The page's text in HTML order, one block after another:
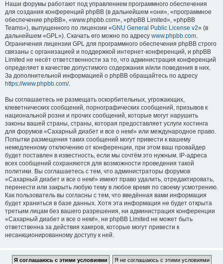
Наши форумы работают под управлением программного обеспечения
для создания конференций phpBB (в дальнейшем «они», «программное
обеспечение phpBB», «www.phpbb.com», «phpBB Limited», «phpBB
Teams»), выпущенного по лицензии «GNU General Public License v2» (в
дальнейшем «GPL»). Скачать его можно по адресу www.phpbb.com.
Ограничения лицензии GPL для программного обеспечения phpBB строго
связаны с организацией и поддержкой интернет-конференций, и phpBB
Limited не несёт ответственности за то, что администрация конференций
определяет в качестве допустимого содержания и/или поведения в них.
За дополнительной информацией о phpBB обращайтесь по адресу
https://www.phpbb.com/.
Вы соглашаетесь не размещать оскорбительных, угрожающих,
клеветнических сообщений, порнографических сообщений, призывов к
национальной розни и прочих сообщений, которые могут нарушить
законы вашей страны, страны, которая предоставляет услуги хостинга
для форумов «Сахарный диабет и все о нем!» или международное право.
Попытки размещения таких сообщений могут привести к вашему
немедленному отключению от конференции, при этом ваш провайдер
будет поставлен в известность, если мы сочтём это нужным. IP-адреса
всех сообщений сохраняются для возможности проведения такой
политики. Вы соглашаетесь с тем, что администраторы форумов
«Сахарный диабет и все о нем!» имеют право удалить, отредактировать,
перенести или закрыть любую тему в любое время по своему усмотрению.
Как пользователь вы согласны с тем, что введённая вами информация
будет храниться в базе данных. Хотя эта информация не будет открыта
третьим лицам без вашего разрешения, ни администрация конференции
«Сахарный диабет и все о нем!», ни phpBB Limited не может быть
ответственна за действия хакеров, которые могут привести к
несанкционированному доступу к ней.